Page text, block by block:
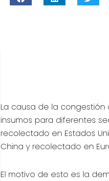
La causa de la
insumos para diferentes
recolectado en Estados
China y recolectado en
El motivo de esto es la